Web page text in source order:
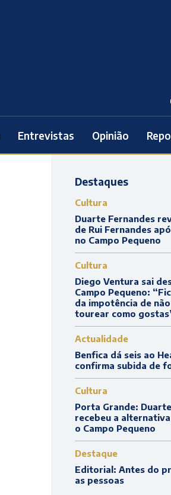
Entrevistas Opinião
Destaques
Cultura
Duarte Fernandes
de Rui Fernandes
no Campo Pequeno
Cultura
Diego Ventura sai
Campo Pequeno:
da impotência de
tourear como
Actualidade
Benfica dá seis ao
confirma subida de
Cultura
Porta Grande:
recebeu a
o Campo Pequeno
Destaque
Editorial: Antes do
as pessoas